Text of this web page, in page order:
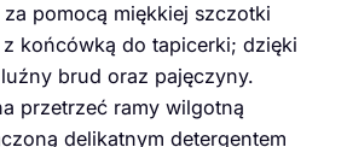
pomocą miękkiej szczotki
końcówką do tapicerki; dzięki
brud oraz pajęczyny.
przetrzeć ramy wilgotną
delikatnym detergentem